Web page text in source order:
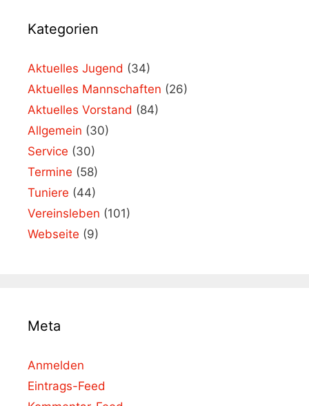
Kategorien
Aktuelles Jugend (34)
Aktuelles Mannschaften (26)
Aktuelles Vorstand (84)
Allgemein (30)
Service (30)
Termine (58)
Tuniere (44)
Vereinsleben (101)
Webseite (9)
Meta
Anmelden
Eintrags-Feed